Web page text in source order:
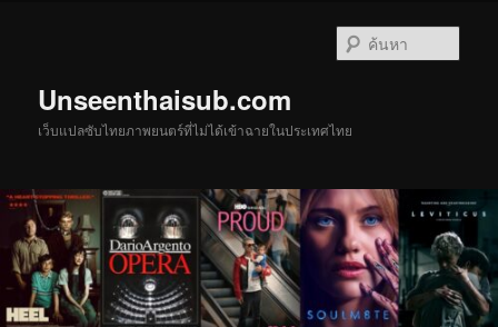
Unseenthaisub.com
เว็บแปลซับไทยภาพยนตร์ที่ไม่ได้เข้าฉายในประเทศไทย